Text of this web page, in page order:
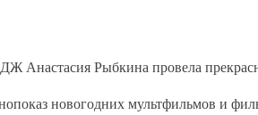
Анастасия Рыбкина провела
новогодних мультфильмов и